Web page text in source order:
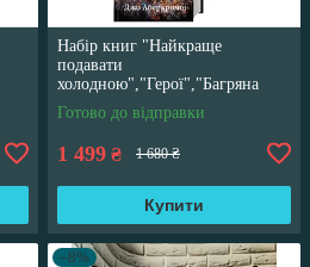
Набір книг "Найкраще
подавати
холодною","Герої","Багряна
країна" Джо Аберкромбі
Готово до відправки
1 499 ₴ 1 680 ₴
Купити
–8%